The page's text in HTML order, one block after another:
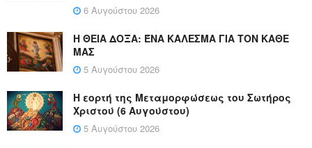
6 Αυγούστου 2026
Η ΘΕΙΑ ΔΟΞΑ: ΈΝΑ ΚΑΛΕΣΜΑ ΓΙΑ ΤΟΝ ΚΑΘΕ
ΜΑΣ
5 Αυγούστου 2026
Η εορτή της Μεταμορφώσεως του Σωτήρος
Χριστού (6 Αυγούστου)
5 Αυγούστου 2026